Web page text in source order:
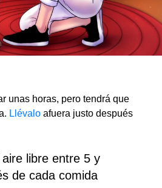
unas horas, pero tendrá que
Llévalo afuera justo después
libre entre 5 y
de cada comida